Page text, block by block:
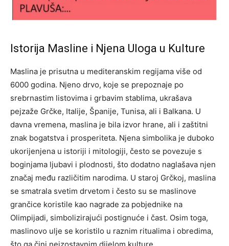
Istorija Masline i Njena Uloga u Kulture
Maslina je prisutna u mediteranskim regijama više od
6000 godina. Njeno drvo, koje se prepoznaje po
srebrnastim listovima i grbavim stablima, ukrašava
pejzaže Grčke, Italije, Španije, Tunisa, ali i Balkana. U
davna vremena, maslina je bila izvor hrane, ali i zaštitni
znak bogatstva i prosperiteta. Njena simbolika je duboko
ukorijenjena u istoriji i mitologiji, često se povezuje s
boginjama ljubavi i plodnosti, što dodatno naglašava njen
značaj među različitim narodima. U staroj Grčkoj, maslina
se smatrala svetim drvetom i često su se maslinove
grančice koristile kao nagrade za pobjednike na
Olimpijadi, simbolizirajući postignuće i čast. Osim toga,
maslinovo ulje se koristilo u raznim ritualima i obredima,